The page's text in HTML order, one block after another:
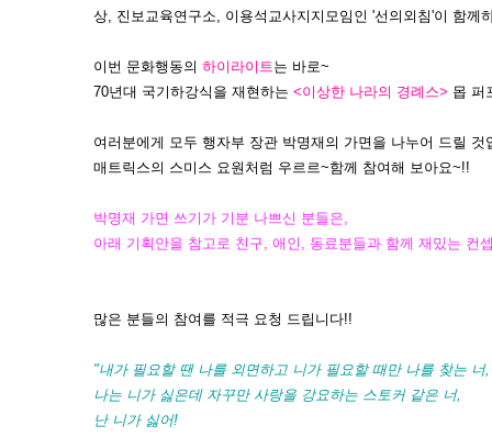
상, 진보교육연구소, 이용석교사지지모임인 '선의외침'이 함께
이번 문화행동의 하이라이트 는 바로~
70년대 국기하강식을 재현하는 <이상한 나라의 경례스> 몹 퍼
여러분에게 모두 행자부 장관 박명재의 가면을 나누어 드릴 것
매트릭스의 스미스 요원처럼 우르르~함께 참여해 보아요~!!
박명재 가면 쓰기가 기분 나쁘신 분들은,
아래 기획안을 참고로 친구, 애인, 동료분들과 함께 재밌는 컨
많은 분들의 참여를 적극 요청 드립니다!!
"내가 필요할 땐 나를 외면하고 니가 필요할 때만 나를 찾는 너,
나는 니가 싫은데 자꾸만 사랑을 강요하는 스토커 같은 너,
난 니가 싫어!